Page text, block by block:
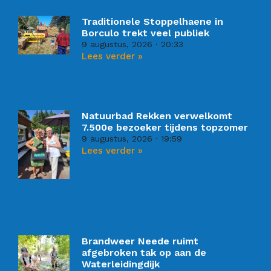
Traditionele Stoppelhaene in
Borculo trekt veel publiek
9 augustus, 2026 20:33
Lees verder »
Natuurbad Rekken verwelkomt
7.500e bezoeker tijdens topzomer
9 augustus, 2026 19:59
Lees verder »
Brandweer Neede ruimt
afgebroken tak op aan de
Waterleidingdijk